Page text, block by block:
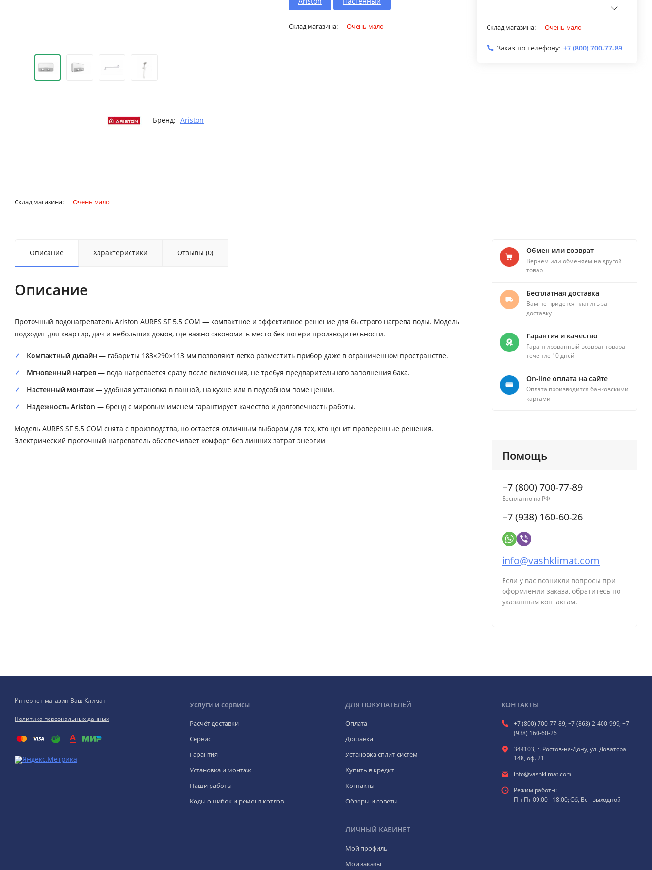
Бренд: Ariston
Склад магазина: Очень мало Склад магазина: Очень мало
Заказ по телефону: +7 (800) 700-77-89
Склад магазина: Очень мало
Описание Характеристики Отзывы (0)
Описание
Проточный водонагреватель Ariston AURES SF 5.5 COM — компактное и эффективное решение для быстрого нагрева воды. Модель
подходит для квартир, дач и небольших домов, где важно сэкономить место без потери производительности.
Компактный дизайн — габариты 183×290×113 мм позволяют легко разместить прибор даже в ограниченном пространстве.
Мгновенный нагрев — вода нагревается сразу после включения, не требуя предварительного заполнения бака.
Настенный монтаж — удобная установка в ванной, на кухне или в подсобном помещении.
Надежность Ariston — бренд с мировым именем гарантирует качество и долговечность работы.
Модель AURES SF 5.5 COM снята с производства, но остается отличным выбором для тех, кто ценит проверенные решения.
Электрический проточный нагреватель обеспечивает комфорт без лишних затрат энергии.
Обмен или возврат
Вернем или обменяем на другой
товар
Бесплатная доставка
Вам не придется платить за
доставку
Гарантия и качество
Гарантированный возврат товара
течение 10 дней
On-line оплата на сайте
Оплата производится банковскими
картами
Помощь
+7 (800) 700-77-89
Бесплатно по РФ
+7 (938) 160-60-26
info@vashklimat.com
Если у вас возникли вопросы при
оформлении заказа, обратитесь по
указанным контактам.
Интернет-магазин Ваш Климат
Политика персональных данных
Услуги и сервисы
Расчёт доставки
Сервис
Гарантия
Установка и монтаж
Наши работы
Коды ошибок и ремонт котлов
ДЛЯ ПОКУПАТЕЛЕЙ
Оплата
Доставка
Установка сплит-систем
Купить в кредит
Контакты
Обзоры и советы
ЛИЧНЫЙ КАБИНЕТ
Мой профиль
Мои заказы
КОНТАКТЫ
+7 (800) 700-77-89; +7 (863) 2-400-999; +7
(938) 160-60-26
344103, г. Ростов-на-Дону, ул. Доватора
148, оф. 21
info@vashklimat.com
Режим работы:
Пн-Пт 09:00 - 18:00; Сб, Вс - выходной